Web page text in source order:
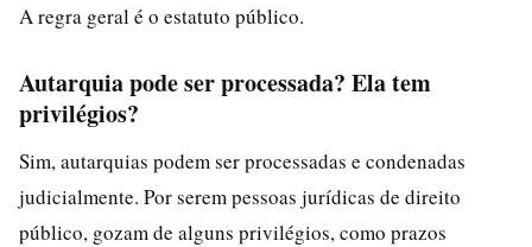
A regra geral é o estatuto público.
Autarquia pode ser processada? Ela tem
privilégios?
Sim, autarquias podem ser processadas e condenadas
judicialmente. Por serem pessoas jurídicas de direito
público, gozam de alguns privilégios, como prazos